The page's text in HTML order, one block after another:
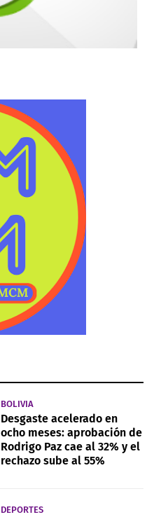
BOLIVIA
Desgaste acelerado en
ocho meses: aprobación de
Rodrigo Paz cae al 32% y el
rechazo sube al 55%
DEPORTES